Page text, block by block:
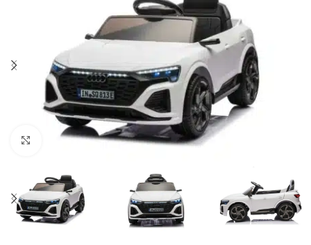
Click to enlarge